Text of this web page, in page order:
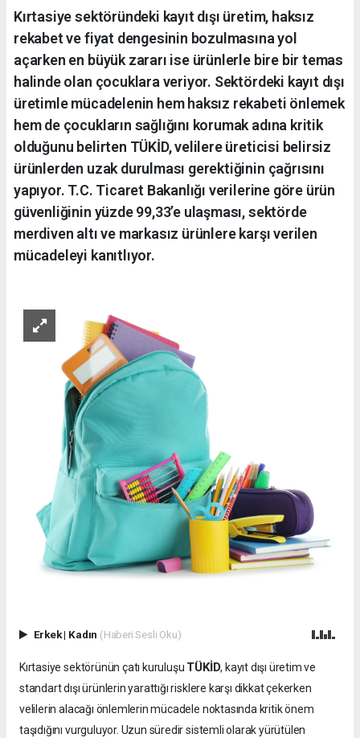
Kırtasiye sektöründeki kayıt dışı üretim, haksız
rekabet ve fiyat dengesinin bozulmasına yol
açarken en büyük zararı ise ürünlerle bire bir temas
halinde olan çocuklara veriyor. Sektördeki kayıt dışı
üretimle mücadelenin hem haksız rekabeti önlemek
hem de çocukların sağlığını korumak adına kritik
olduğunu belirten TÜKİD, velilere üreticisi belirsiz
ürünlerden uzak durulması gerektiğinin çağrısını
yapıyor. T.C. Ticaret Bakanlığı verilerine göre ürün
güvenliğinin yüzde 99,33’e ulaşması, sektörde
merdiven altı ve markasız ürünlere karşı verilen
mücadeleyi kanıtlıyor.
Erkek| Kadın (Haberi Sesli Oku)
Kırtasiye sektörünün çatı kuruluşu TÜKİD, kayıt dışı üretim ve
standart dışı ürünlerin yarattığı risklere karşı dikkat çekerken
velilerin alacağı önlemlerin mücadele noktasında kritik önem
taşıdığını vurguluyor. Uzun süredir sistemli olarak yürütülen